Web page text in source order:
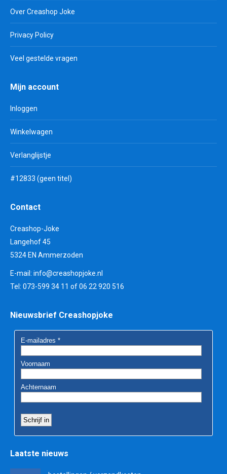
Over Creashop Joke
Privacy Policy
Veel gestelde vragen
Mijn account
Inloggen
Winkelwagen
Verlanglijstje
#12833 (geen titel)
Contact
Creashop-Joke
Langehof 45
5324 EN Ammerzoden
E-mail: info@creashopjoke.nl
Tel: 073-599 34 11 of 06 22 920 516
Nieuwsbrief Creashopjoke
Laatste nieuws